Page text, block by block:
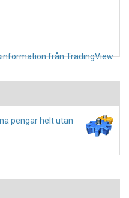
från TradingView
pengar helt utan